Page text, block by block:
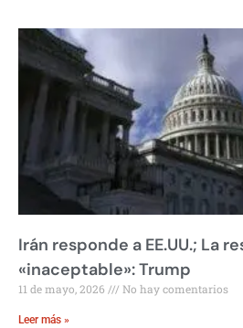
Irán responde a EE.UU.; La
«inaceptable»: Trump
11 de mayo, 2026 No hay comentarios
Leer más »